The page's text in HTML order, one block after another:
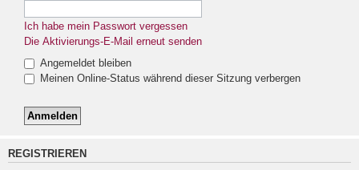
Ich habe mein Passwort vergessen
Die Aktivierungs-E-Mail erneut senden
Angemeldet bleiben
Meinen Online-Status während dieser Sitzung verbergen
REGISTRIEREN